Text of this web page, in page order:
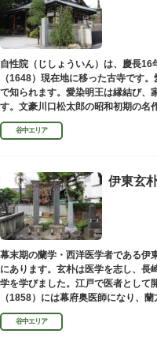
自性院（じしょういん）は、慶長
（1648）現在地に移った古寺です
で知られます。愛染明王は縁結び、
す。文豪川口松太郎の昭和初期の名
前にあった桂の古木にヒントを得た
谷中エリア
伊東玄
幕末期の蘭学・西洋医学者である伊
にあります。玄朴は医学を志し、長
学を学びました。江戸で医者として
（1858）には幕府奥医師になり、
東京大学医学部）の開設などに尽力
た。谷中エリア